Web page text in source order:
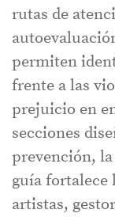
rutas de
permiten
frente a las
prejuicio en
secciones
prevención,
guía fortalece
artistas,